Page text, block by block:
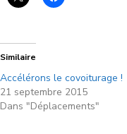
Similaire
Accélérons le covoiturage !
21 septembre 2015
Dans "Déplacements"